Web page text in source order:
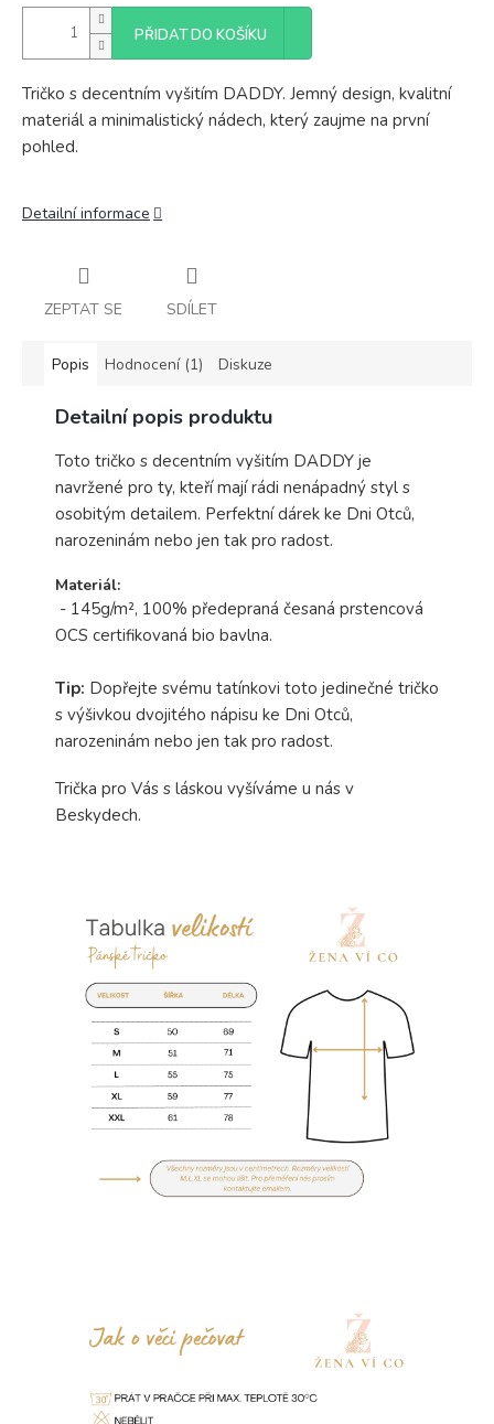
PŘIDAT DO KOŠÍKU
Tričko s decentním vyšitím DADDY. Jemný design, kvalitní
materiál a minimalistický nádech, který zaujme na první
pohled.
Detailní informace
ZEPTAT SE SDÍLET
Popis Hodnocení (1) Diskuze
Detailní popis produktu
Toto tričko s decentním vyšitím DADDY je
navržené pro ty, kteří mají rádi nenápadný styl s
osobitým detailem. Perfektní dárek ke Dni Otců,
narozeninám nebo jen tak pro radost.
Materiál:
- 145g/m², 100% předepraná česaná prstencová
OCS certifikovaná bio bavlna.
Tip: Dopřejte svému tatínkovi toto jedinečné tričko
s výšivkou dvojitého nápisu ke Dni Otců,
narozeninám nebo jen tak pro radost.
Trička pro Vás s láskou vyšíváme u nás v
Beskydech.